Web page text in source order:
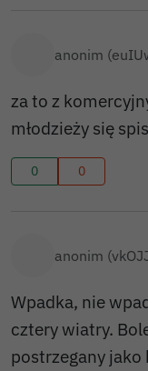
anonim
za to z
młodzieży się
0 0
anonim
Wpadka, nie
cztery wiatry.
postrzegany jako